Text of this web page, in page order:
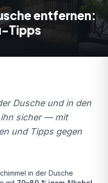
entfernen:
Tipps
Dusche und in den
ihn sicher — mit
und Tipps gegen
in der Dusche